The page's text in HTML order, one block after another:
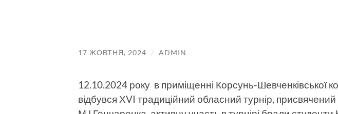
17 ЖОВТНЯ, 2024 / ADMIN
12.10.2024 року в приміщенні Корсунь-Шевченківської
відбувся ХVI традиційний обласний турнір, присвячений